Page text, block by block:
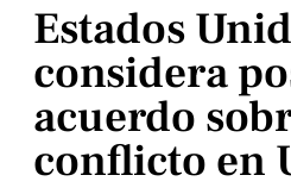
Estados
considera
acuerdo
conflicto en